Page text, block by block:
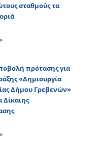
σταθμούς τα
πρότασης για
«Δημιουργία
Δήμου Γρεβενών»
Δίκαιης